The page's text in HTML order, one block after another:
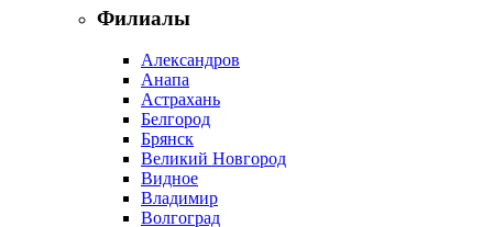
Филиалы
Александров
Анапа
Астрахань
Белгород
Брянск
Великий Новгород
Видное
Владимир
Волгоград